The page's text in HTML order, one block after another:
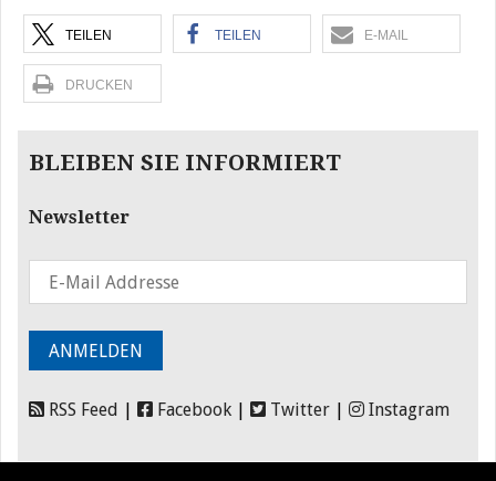
TEILEN TEILEN E-MAIL
DRUCKEN
BLEIBEN SIE INFORMIERT
Newsletter
RSS Feed Facebook Twitter Instagram